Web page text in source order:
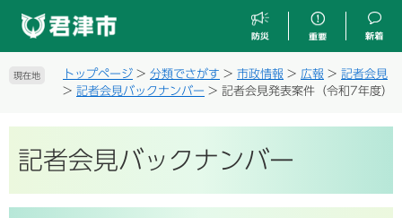
文
現在地 トップページ > 分類でさがす > 市政情報 > 広報 > 記者会見
> 記者会見バックナンバー > 記者会見発表案件（令和7年度）
記者会見バックナンバー